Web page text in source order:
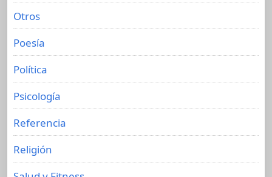
Otros
Poesía
Política
Psicología
Referencia
Religión